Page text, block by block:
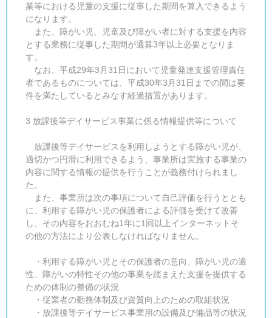
業等における児童の支援に従事した期間を算入できるよう
になります。
また、障がい児、児童及び障がい者に対する支援を内容
とする業務に従事した期間が通算3年以上必要となりま
す。
なお、平成29年3月31日において児童発達支援管理責任
者であるものについては、平成30年3月31日までの間は要
件を満たしているとみなす経過措置があります。
3 放課後等デイサービス事業に係る情報提供等について
放課後等デイサービスを利用しようとする障がい児が、
適切かつ円滑に利用できるよう、事業所は実施する事業の
内容に関する情報の提供を行うことが義務付けられまし
た。
また、事業所は次の事項について自己評価を行うととも
に、利用する障がい児の保護者による評価を受けて改善
し、その内容をおおむね1年に1回以上インターネットそ
の他の方法により公表しなければなりません。
・利用する障がい児とその保護者の意向、障がい児の適
性、障がいの特性その他の事業を踏まえた支援を提供する
ための体制の整備の状況
・従業者の勤務体制及び資質向上のための取組状況
・放課後等デイサービス事業用の設備及び備品等の状況